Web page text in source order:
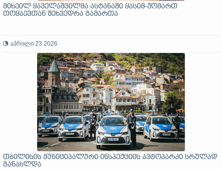
მიხეილ ყაველაშვილმა ასტანაში ყასიმ-ჟომართ
თოყაევთან შეხვედრა გამართა
აპრილი 23 2026
თბილისის მუნიციპალური ინსპექციის ავტოპარკი სრულად
განახლდა